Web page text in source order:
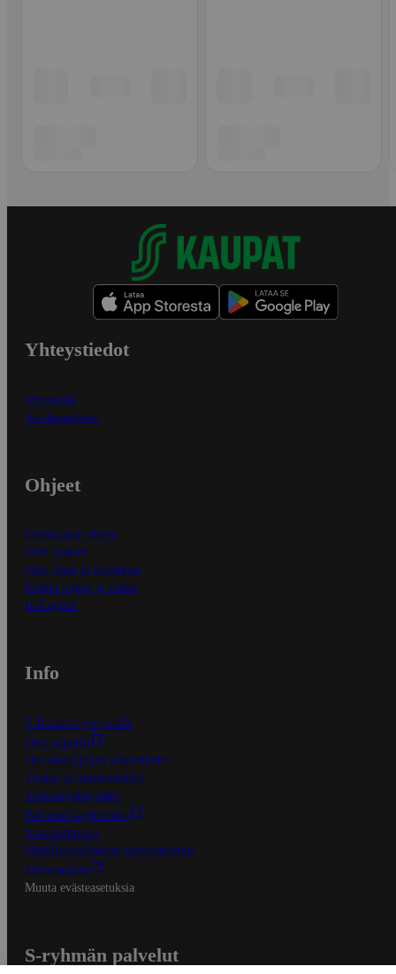
Yhteystiedot
Myymälät
Asiakaspalvelu
Ohjeet
Ensitilaajan ohjeet
Näin maksat
Näin tilaat ja muokkaat
Kaikki ohjeet ja vinkit
In English
Info
S-Business yrityksille
Oiva-raportit
Osuuskauppojen yhteystiedot
Tilaus- ja toimitusehdot
Tietosuojakäytäntö
Palvelun käyttöehdot
Saavutettavuus
Mobiilisovelluksen saavutettavuus
Mainostajalle
Muuta evästeasetuksia
S-ryhmän palvelut